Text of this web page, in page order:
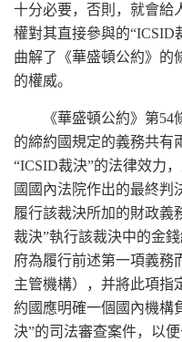
十分必要，否則，就會給
權對其直接參與的“ICSID
曲解了《華盛頓公約》的
的權威。
《華盛頓公約》第
的締約國規定的義務共有
“ICSID裁決”的法律效力
國國內法院作出的最終判
履行該裁決所加的財政義
裁決”執行該裁決中的金
府為履行前述第一項義務
主管機構），并將此項指
約國應明確一個國內機構
決”的司法審查案件，以